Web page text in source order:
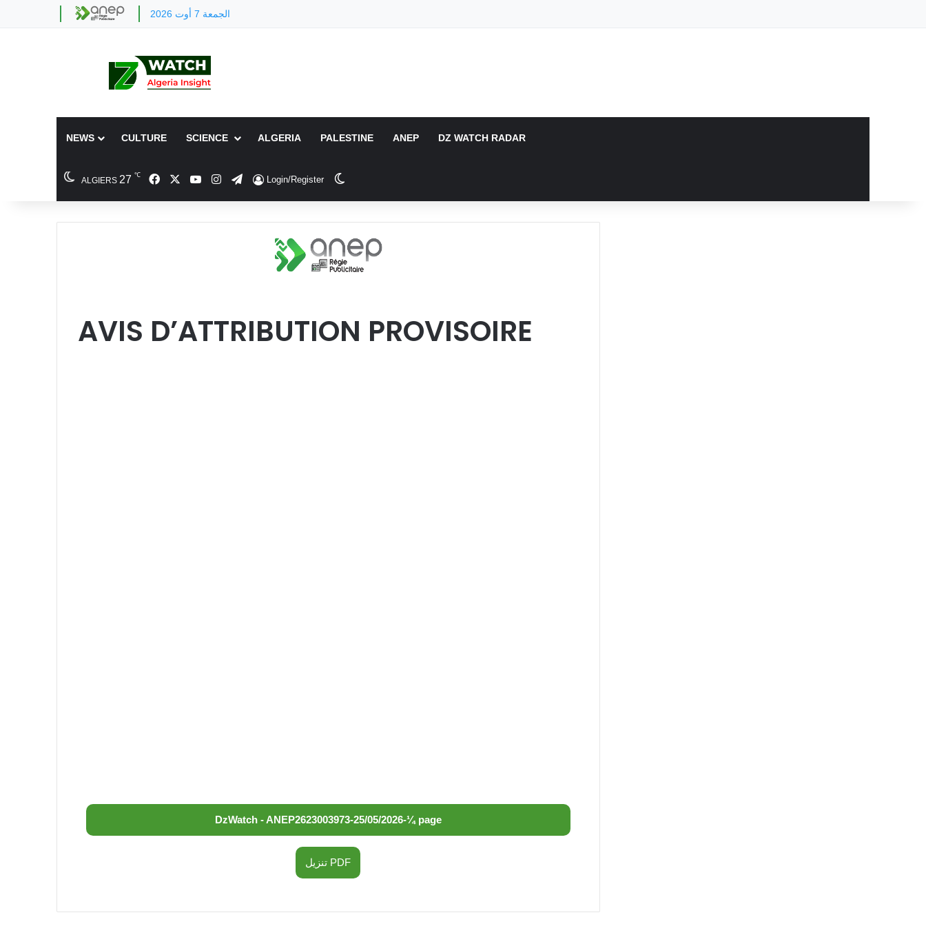
الجمعة 7 أوت 2026
NEWS CULTURE SCIENCE ALGERIA PALESTINE ANEP DZ WATCH RADAR
ALGIERS 27 ℃ FacebookYouTubeInstagram
TelegramLogin/Register
AVIS D’ATTRIBUTION PROVISOIRE
DzWatch - ANEP2623003973-25/05/2026-¼ page
تنزيل PDF